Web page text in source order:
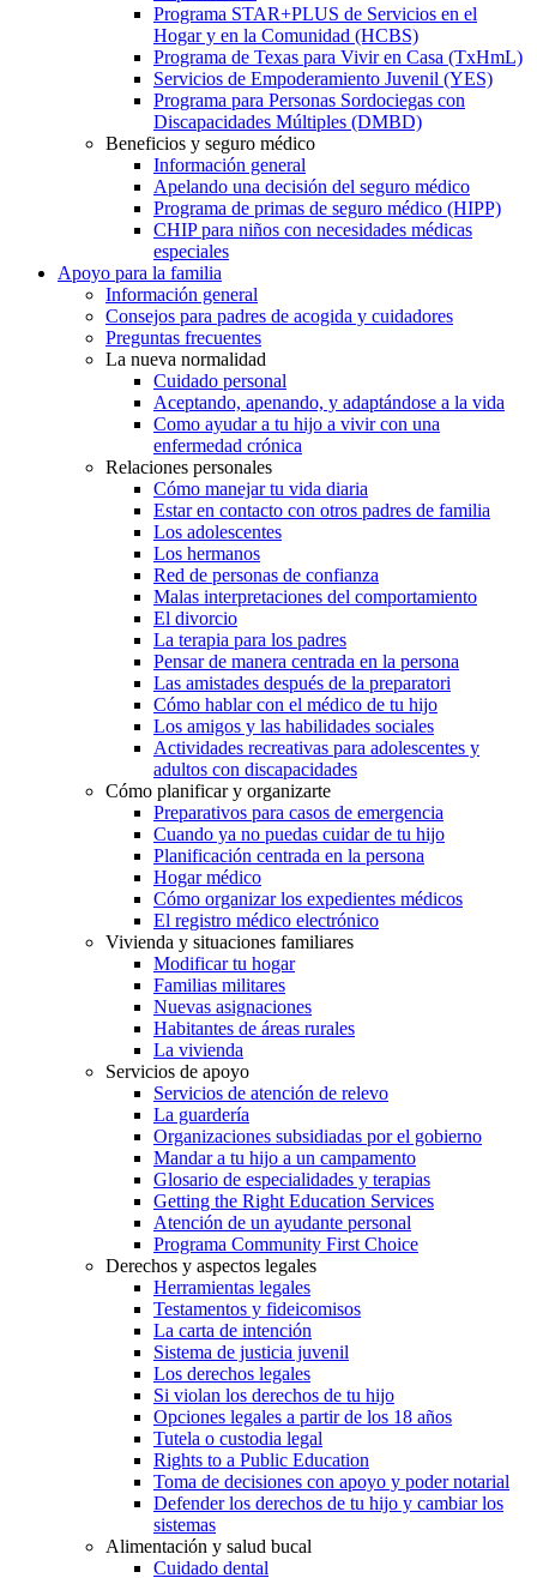
Programa STAR+PLUS de Servicios en el
Hogar y en la Comunidad (HCBS)
Programa de Texas para Vivir en Casa (TxHmL)
Servicios de Empoderamiento Juvenil (YES)
Programa para Personas Sordociegas con
Discapacidades Múltiples (DMBD)
Beneficios y seguro médico
Información general
Apelando una decisión del seguro médico
Programa de primas de seguro médico (HIPP)
CHIP para niños con necesidades médicas
especiales
Apoyo para la familia
Información general
Consejos para padres de acogida y cuidadores
Preguntas frecuentes
La nueva normalidad
Cuidado personal
Aceptando, apenando, y adaptándose a la vida
Como ayudar a tu hijo a vivir con una
enfermedad crónica
Relaciones personales
Cómo manejar tu vida diaria
Estar en contacto con otros padres de familia
Los adolescentes
Los hermanos
Red de personas de confianza
Malas interpretaciones del comportamiento
El divorcio
La terapia para los padres
Pensar de manera centrada en la persona
Las amistades después de la preparatori
Cómo hablar con el médico de tu hijo
Los amigos y las habilidades sociales
Actividades recreativas para adolescentes y
adultos con discapacidades
Cómo planificar y organizarte
Preparativos para casos de emergencia
Cuando ya no puedas cuidar de tu hijo
Planificación centrada en la persona
Hogar médico
Cómo organizar los expedientes médicos
El registro médico electrónico
Vivienda y situaciones familiares
Modificar tu hogar
Familias militares
Nuevas asignaciones
Habitantes de áreas rurales
La vivienda
Servicios de apoyo
Servicios de atención de relevo
La guardería
Organizaciones subsidiadas por el gobierno
Mandar a tu hijo a un campamento
Glosario de especialidades y terapias
Getting the Right Education Services
Atención de un ayudante personal
Programa Community First Choice
Derechos y aspectos legales
Herramientas legales
Testamentos y fideicomisos
La carta de intención
Sistema de justicia juvenil
Los derechos legales
Si violan los derechos de tu hijo
Opciones legales a partir de los 18 años
Tutela o custodia legal
Rights to a Public Education
Toma de decisiones con apoyo y poder notarial
Defender los derechos de tu hijo y cambiar los
sistemas
Alimentación y salud bucal
Cuidado dental